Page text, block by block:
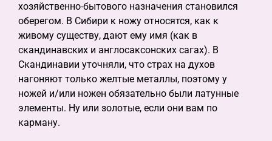
хозяйственно-бытового назначения становился
оберегом. В Сибири к ножу относятся, как к
живому существу, дают ему имя (как в
скандинавских и англосаксонских сагах). В
Скандинавии уточняли, что страх на духов
нагоняют только желтые металлы, поэтому у
ножей и/или ножен обязательно были латунные
элементы. Ну или золотые, если они вам по
карману.